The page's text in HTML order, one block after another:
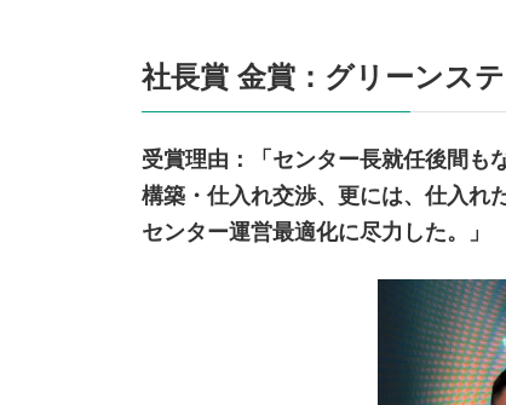
社長賞 金賞：グリーンス
受賞理由：「センター長就任後間も
構築・仕入れ交渉、更には、仕入れ
センター運営最適化に尽力した。」